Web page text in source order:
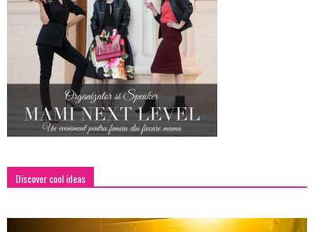
Discover cool ideas